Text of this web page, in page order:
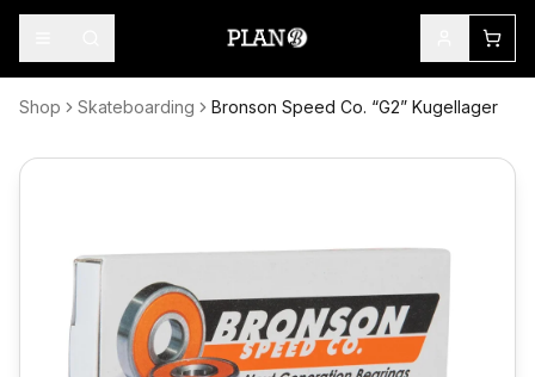
Shop Skateboarding Bronson Speed Co. “G2” Kugellager